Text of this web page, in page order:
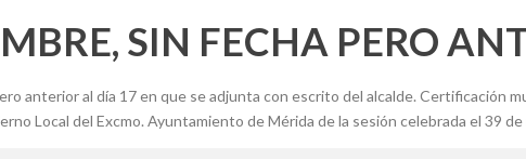
SIN FECHA PERO
anterior al día 17 en que se adjunta con escrito del alcalde. Certificación
Local del Excmo. Ayuntamiento de Mérida de la sesión celebrada el 39